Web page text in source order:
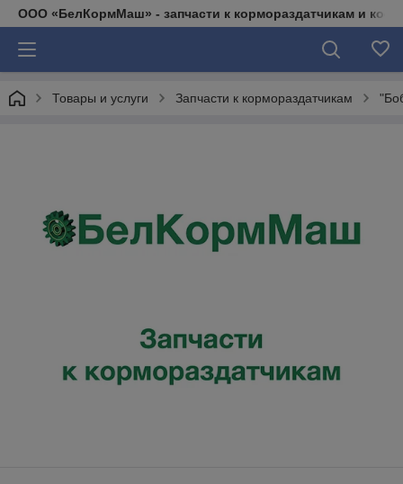
ООО «БелКормМаш» - запчасти к кормораздатчикам и
Товары и услуги Запчасти к кормораздатчикам